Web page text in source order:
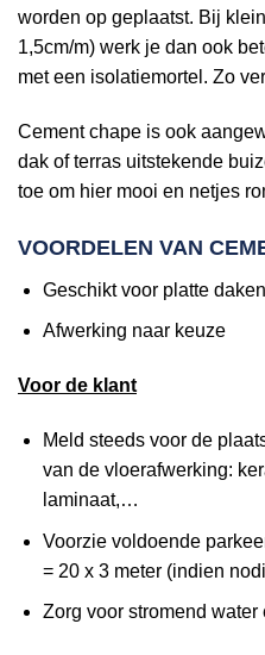
worden op geplaatst. Bij
1,5cm/m) werk je dan ook
met een isolatiemortel. Zo
Cement chape is ook
dak of terras uitstekende
toe om hier mooi en netjes
VOORDELEN VAN
Geschikt voor platte
Afwerking naar keuze
Voor de klant
Meld steeds voor de
van de vloerafwerking:
laminaat,…
Voorzie voldoende
= 20 x 3 meter (indien
Zorg voor stromend water